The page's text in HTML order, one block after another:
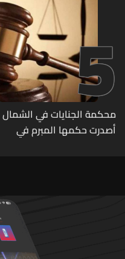
5
محكمة الجنايات في الشمال
أصدرت حكمها المبرم في